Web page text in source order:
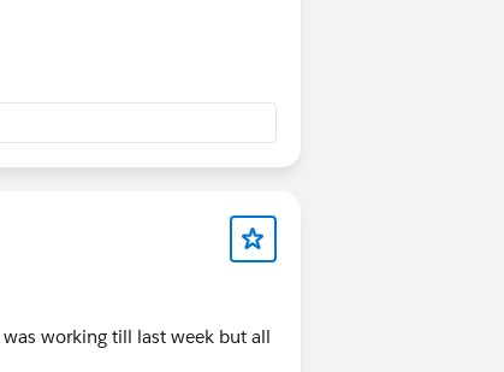
working till last week but all